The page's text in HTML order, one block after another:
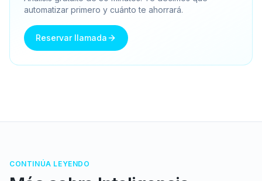
automatizar primero y cuánto te ahorrará.
Reservar llamada
CONTINÚA LEYENDO